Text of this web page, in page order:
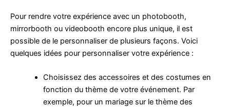
Pour rendre votre expérience avec un photobooth,
mirrorbooth ou videobooth encore plus unique, il est
possible de le personnaliser de plusieurs façons. Voici
quelques idées pour personnaliser votre expérience :
Choisissez des accessoires et des costumes en
fonction du thème de votre événement. Par
exemple, pour un mariage sur le thème des